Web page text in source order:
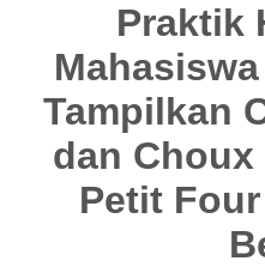
Praktik
Tampilkan
dan
Petit